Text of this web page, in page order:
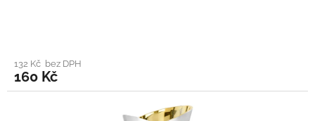
132 Kč bez DPH
160 Kč